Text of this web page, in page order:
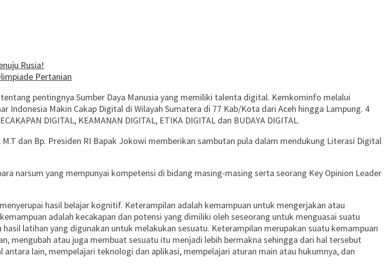
Rusia!
Pertanian
pentingnya Sumber Daya Manusia yang memiliki talenta digital. Kemkominfo melalui
Makin Cakap Digital di Wilayah Sumatera di 77 Kab/Kota dari Aceh hingga Lampung. 4
DIGITAL, KEAMANAN DIGITAL, ETIKA DIGITAL dan BUDAYA DIGITAL.
dan Bp. Presiden RI Bapak Jokowi memberikan sambutan pula dalam mendukung Literasi Digital
narsum yang mempunyai kompetensi di bidang masing-masing serta seorang Key Opinion Leader
hasil belajar kognitif. Keterampilan adalah kemampuan untuk mengerjakan atau
adalah kecakapan dan potensi yang dimiliki oleh seseorang untuk menguasai suatu
latihan yang digunakan untuk melakukan sesuatu. Keterampilan merupakan suatu kemampuan
mengubah atau juga membuat sesuatu itu menjadi lebih bermakna sehingga dari hal tersebut
lain, mempelajari teknologi dan aplikasi, mempelajari aturan main atau hukumnya, dan